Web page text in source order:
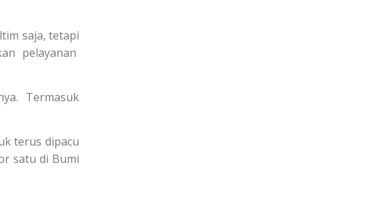
saja, tetapi
pelayanan
Termasuk
terus dipacu
satu di Bumi